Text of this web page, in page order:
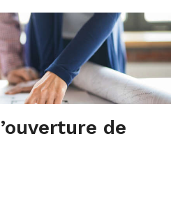
de